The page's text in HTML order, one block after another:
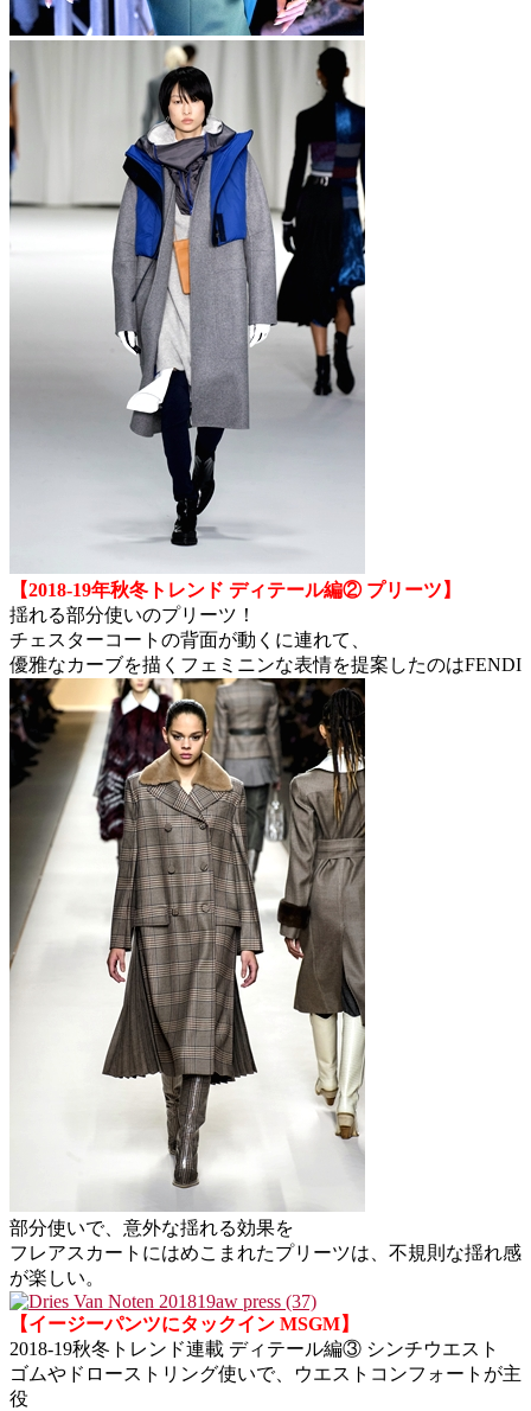
【2018-19年秋冬トレンド ディテール編② プリーツ】
揺れる部分使いのプリーツ！
チェスターコートの背面が動くに連れて、
優雅なカーブを描くフェミニンな表情を提案したのはFENDI
部分使いで、意外な揺れる効果を
フレアスカートにはめこまれたプリーツは、不規則な揺れ感
が楽しい。
【イージーパンツにタックイン MSGM】
2018-19秋冬トレンド連載 ディテール編③ シンチウエスト
ゴムやドローストリング使いで、ウエストコンフォートが主
役